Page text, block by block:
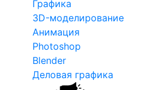
Графика
3D-моделирование
Анимация
Photoshop
Blender
Деловая графика